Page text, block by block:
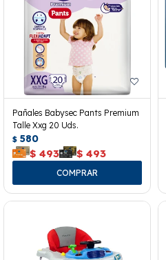
Pañales Babysec Pants Premium
Talle Xxg 20 Uds.
$ 580
$ 493 $ 493